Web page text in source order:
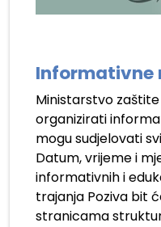
Informativne
Ministarstvo
organizirati
mogu sudjelovati
Datum, vrijeme i
informativnih i
trajanja Poziva bit
stranicama